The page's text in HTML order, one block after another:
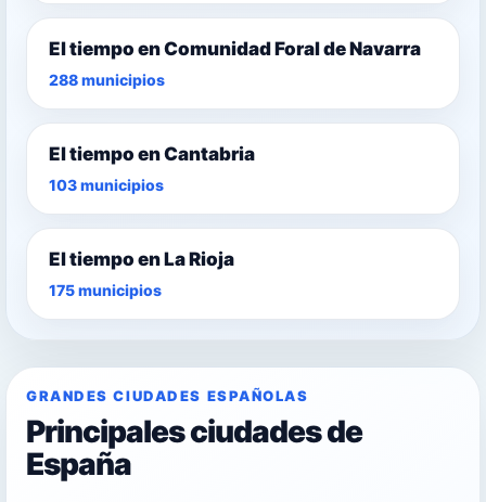
El tiempo en Comunidad Foral de Navarra
288 municipios
El tiempo en Cantabria
103 municipios
El tiempo en La Rioja
175 municipios
GRANDES CIUDADES ESPAÑOLAS
Principales ciudades de
España